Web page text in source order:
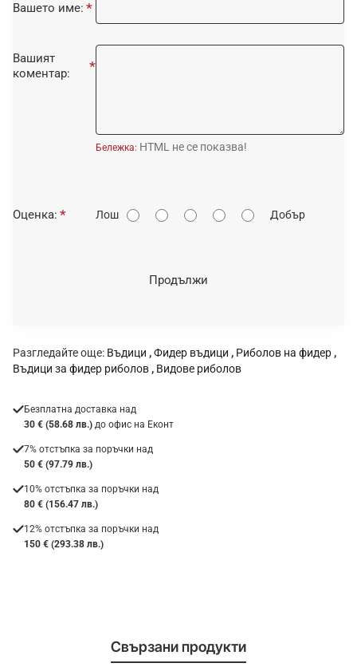
Вашето име:
Вашият
коментар:
Бележка: HTML не се показва!
О
Оценка: Лош Добър
Продължи
Разгледайте още: Въдици ,Фидер въдици , Риболов на фидер ,
Въдици за фидер риболов , Видове риболов
Безплатна доставка над
30 € (58.68 лв.) до офис на Еконт
7% отстъпка за поръчки над
50 € (97.79 лв.)
10% отстъпка за поръчки над
80 € (156.47 лв.)
12% отстъпка за поръчки над
150 € (293.38 лв.)
Свързани продукти